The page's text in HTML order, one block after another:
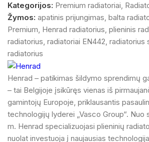
Kategorijos: Premium radiatoriai,
Žymos: apatinis prijungimas, balta
Premium, Henrad radiatorius, plieninis
radiatorius, radiatoriai EN442, radiatorius
radiatorius
Henrad – patikimas šildymo sprendimų
– tai Belgijoje įsikūręs vienas iš
gamintojų Europoje, priklausantis
technologijų lyderei „Vasco Group“. Nuo
m. Henrad specializuojasi plieninių
nuolat investuoja į naujausias